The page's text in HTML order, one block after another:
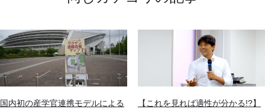
国内初の産学官連携モデルによる
【これを見れば適性が分かる!?】